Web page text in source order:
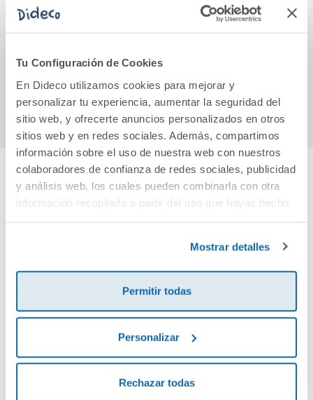
Tu Configuración de Cookies
En Dideco utilizamos cookies para mejorar y
personalizar tu experiencia, aumentar la seguridad del
sitio web, y ofrecerte anuncios personalizados en otros
sitios web y en redes sociales. Además, compartimos
información sobre el uso de nuestra web con nuestros
colaboradores de confianza de redes sociales, publicidad
y análisis web, los cuales pueden combinarla con otra
información recopilada a partir del uso que hayas hecho
Mostrar detalles
Permitir todas
Personalizar
Rechazar todas
Hoy comemos con
21,90€
Comprar
Ser mujer
Comprar
Cuéntanos tu opinión
Debes iniciar sesión para poder valorarlo